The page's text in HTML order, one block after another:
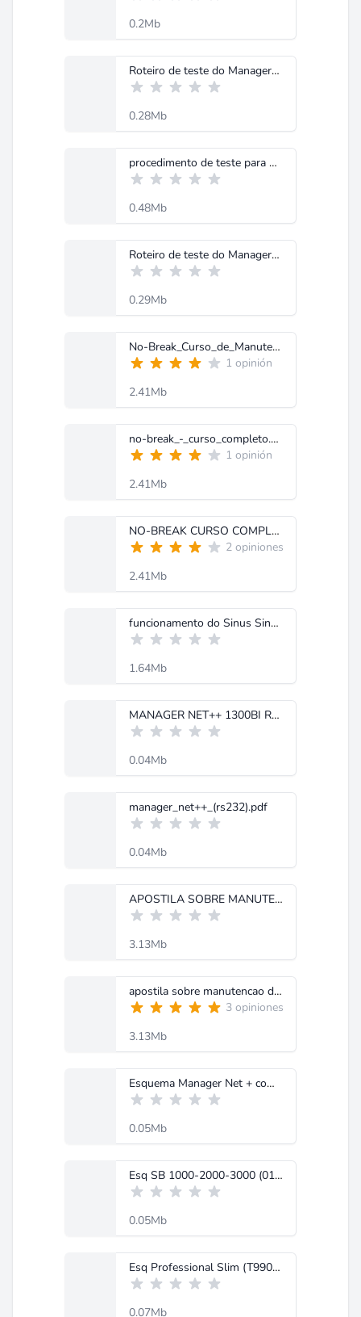
0.2Mb
Roteiro de teste do Manager3 onda senoidal.pdf
0.28Mb
procedimento de teste para Double II.pdf
0.48Mb
Roteiro de teste do Manager3 onda quadrada.pdf
0.29Mb
No-Break_Curso_de_Manutencao_-SMS.pdf
1 opinión
2.41Mb
no-break_-_curso_completo.pdf
1 opinión
2.41Mb
NO-BREAK CURSO COMPLETO.pdf
2 opiniones
2.41Mb
funcionamento do Sinus Single Atmel.pdf
1.64Mb
MANAGER NET++ 1300BI RS232.pdf
0.04Mb
manager_net++_(rs232).pdf
0.04Mb
APOSTILA SOBRE MANUTENÃ‡ÃƒO DE NOBREAK.pdf
3.13Mb
apostila sobre manutencao de nobreaks.pdf
3 opiniones
3.13Mb
Esquema Manager Net + com borne.pdf
0.05Mb
Esq SB 1000-2000-3000 (0126).pdf
0.05Mb
Esq Professional Slim (T99054-01).pdf
0.07Mb